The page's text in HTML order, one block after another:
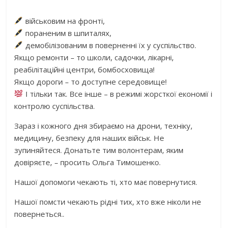
військовим на фронті,
пораненим в шпиталях,
демобілізованим в поверненні їх у суспільство.
Якщо ремонти – то школи, садочки, лікарні,
реабілітаційні центри, бомбосховища!
Якщо дороги – то доступне середовище!
І тільки так. Все інше – в режимі жорсткої економії і
контролю суспільства.
Зараз і кожного дня збираємо на дрони, техніку,
медицину, безпеку для наших військ. Не
зупиняйтеся. Донатьте тим волонтерам, яким
довіряєте, – просить Ольга Тимошенко.
Нашої допомоги чекають ті, хто має повернутися.
Нашої помсти чекають рідні тих, хто вже ніколи не
повернеться..